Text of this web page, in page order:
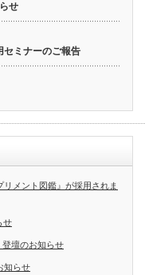
せ
セミナーのご報告
メント図鑑』が採用されま
せ
登壇のお知らせ
知らせ